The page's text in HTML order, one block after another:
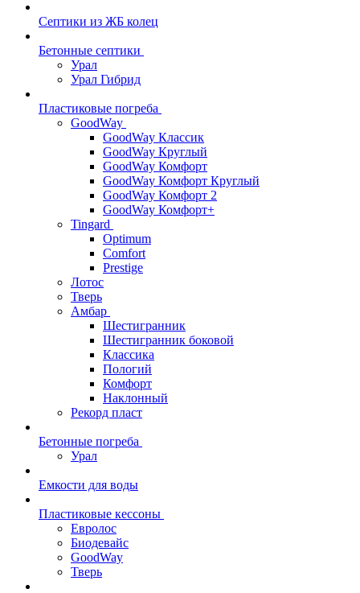
Септики из ЖБ колец
Бетонные септики
Урал
Урал Гибрид
Пластиковые погреба
GoodWay
GoodWay Классик
GoodWay Круглый
GoodWay Комфорт
GoodWay Комфорт Круглый
GoodWay Комфорт 2
GoodWay Комфорт+
Tingard
Optimum
Comfort
Prestige
Лотос
Тверь
Амбар
Шестигранник
Шестигранник боковой
Классика
Пологий
Комфорт
Наклонный
Рекорд пласт
Бетонные погреба
Урал
Емкости для воды
Пластиковые кессоны
Евролос
Биодевайс
GoodWay
Тверь